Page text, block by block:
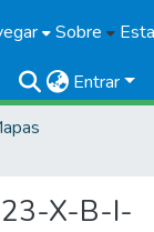
Sobre
Entrar
X-B-I-